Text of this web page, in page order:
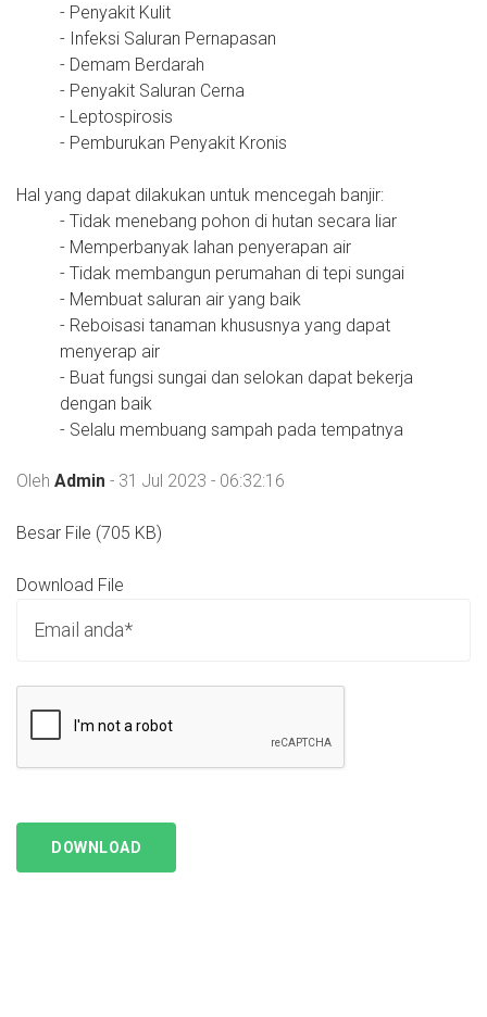
- Penyakit Kulit
- Infeksi Saluran Pernapasan
- Demam Berdarah
- Penyakit Saluran Cerna
- Leptospirosis
- Pemburukan Penyakit Kronis
Hal yang dapat dilakukan untuk mencegah banjir:
- Tidak menebang pohon di hutan secara liar
- Memperbanyak lahan penyerapan air
- Tidak membangun perumahan di tepi sungai
- Membuat saluran air yang baik
- Reboisasi tanaman khususnya yang dapat
menyerap air
- Buat fungsi sungai dan selokan dapat bekerja
dengan baik
- Selalu membuang sampah pada tempatnya
Oleh Admin - 31 Jul 2023 - 06:32:16
Besar File (705 KB)
Download File
DOWNLOAD